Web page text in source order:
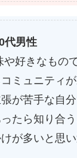
代男性
や好きなもの
ミュニティ
が苦手な自
たら知り合
が多いと思